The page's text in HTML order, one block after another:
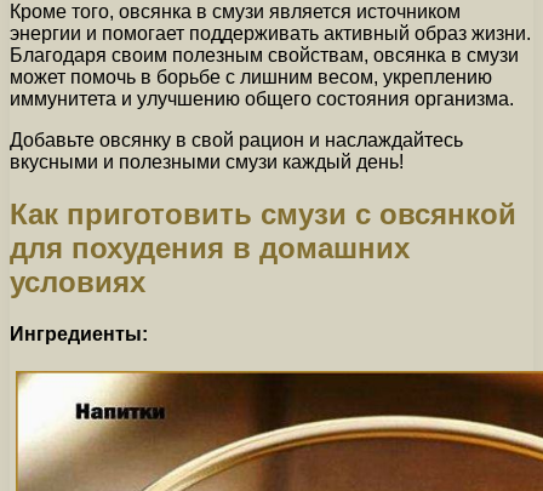
Кроме того, овсянка в смузи является источником
энергии и помогает поддерживать активный образ жизни.
Благодаря своим полезным свойствам, овсянка в смузи
может помочь в борьбе с лишним весом, укреплению
иммунитета и улучшению общего состояния организма.
Добавьте овсянку в свой рацион и наслаждайтесь
вкусными и полезными смузи каждый день!
Как приготовить смузи с овсянкой
для похудения в домашних
условиях
Ингредиенты: